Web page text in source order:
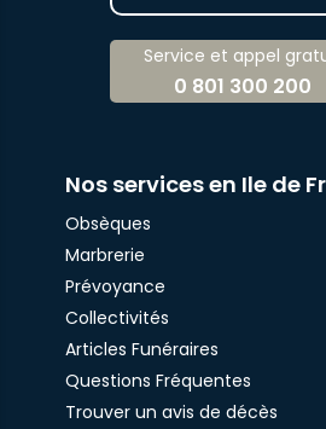
Service et appel
0 801 300 200
Nos services en Ile de
Obsèques
Marbrerie
Prévoyance
Collectivités
Articles Funéraires
Questions Fréquentes
Trouver un avis de décès